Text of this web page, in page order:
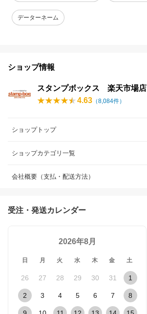
データーネーム
ショップ情報
スタンプボックス 楽天市場店
4.63 （8,084件）
ショップトップ
ショップカテゴリ一覧
会社概要（支払・配送方法）
受注・発送カレンダー
2026年8月
日 月 火 水 木 金 土
26 27 28 29 30 31 1
2 3 4 5 6 7 8